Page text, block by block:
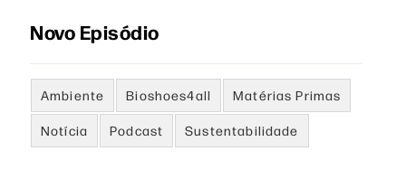
Novo Episódio
Ambiente Bioshoes4all Matérias Primas
Notícia Podcast Sustentabilidade